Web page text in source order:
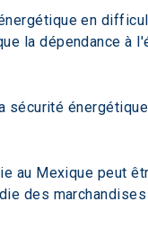
en
la dépendance à
au Mexique peut
des